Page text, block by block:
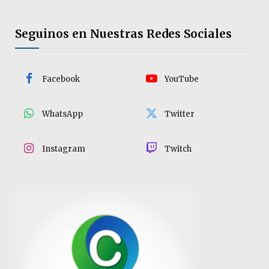
Seguinos en Nuestras Redes Sociales
Facebook YouTube
WhatsApp Twitter
Instagram Twitch